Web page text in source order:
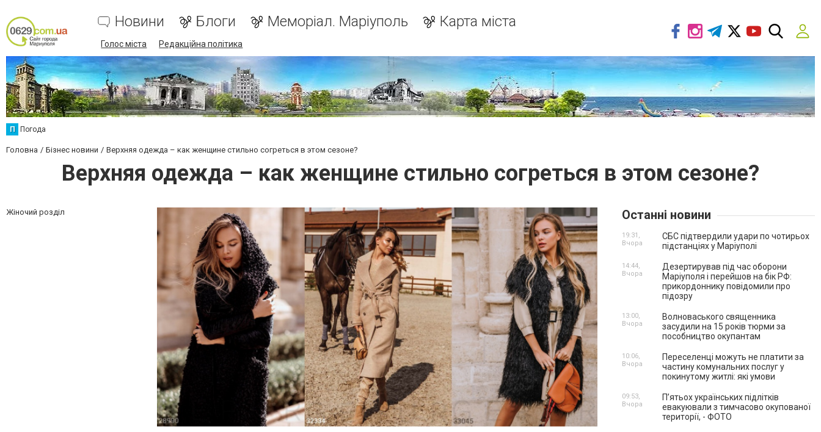
Новини Блоги Меморіал. Маріуполь Карта міста
Голос міста Редакційна політика
П Погода
Головна Бізнес новини Верхняя одежда – как женщине стильно согреться в этом сезоне?
Верхняя одежда – как женщине стильно согреться в этом сезоне?
Жіночий розділ Останні новини
СБС підтвердили удари по чотирьох
підстанціях у Маріуполі
19:31,
Вчора
Дезертирував під час оборони
Маріуполя і перейшов на бік РФ:
прикордоннику повідомили про
підозру
14:44,
Вчора
Волноваського священника
засудили на 15 років тюрми за
пособництво окупантам
13:00,
Вчора
Переселенці можуть не платити за
частину комунальних послуг у
покинутому житлі: які умови
10:06,
Вчора
П’ятьох українських підлітків
евакуювали з тимчасово окупованої
території, - ФОТО
09:53,
Вчора